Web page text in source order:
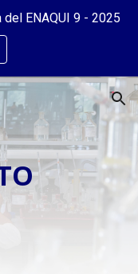
ENAQUI 9 - 2025